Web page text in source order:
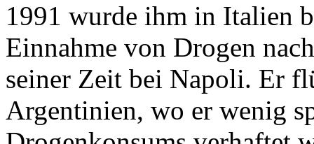
1991 wurde ihm in Italien
Einnahme von Drogen
seiner Zeit bei Napoli. Er
Argentinien, wo er wenig